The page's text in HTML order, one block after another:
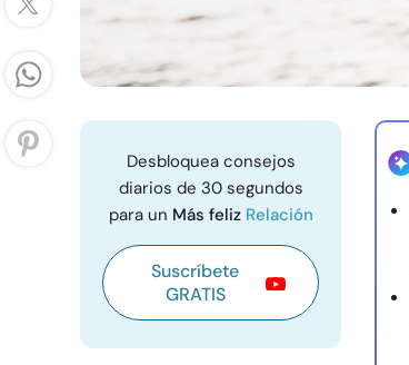
Desbloquea consejos
diarios de 30 segundos
para un Más feliz Relación
Suscríbete
GRATIS